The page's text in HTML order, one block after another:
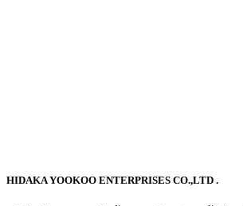
HIDAKA YOOKOO ENTERPRISES CO.,LTD .